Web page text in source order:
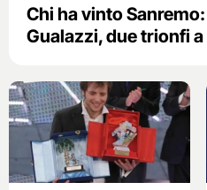
Chi ha vinto
Gualazzi, due trionfi